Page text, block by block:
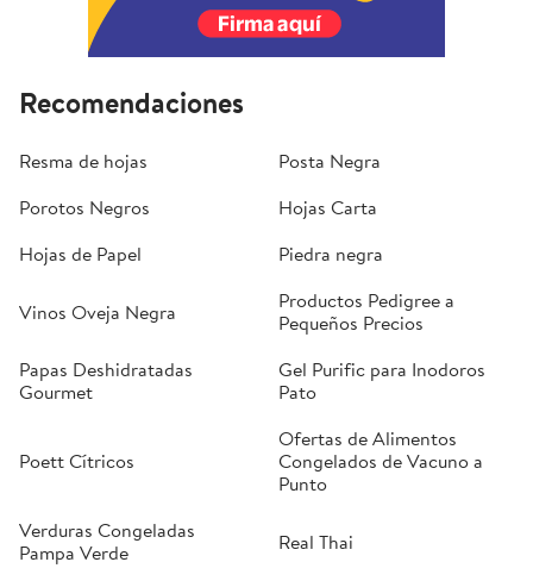
Recomendaciones
Resma de hojas
Posta Negra
Porotos Negros
Hojas Carta
Hojas de Papel
Piedra negra
Vinos Oveja Negra
Productos Pedigree a
Pequeños Precios
Papas Deshidratadas
Gourmet
Gel Purific para Inodoros
Pato
Poett Cítricos
Ofertas de Alimentos
Congelados de Vacuno a
Punto
Verduras Congeladas
Pampa Verde
Real Thai